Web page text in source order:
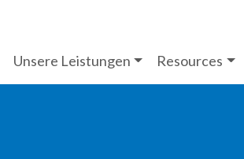
Unsere Leistungen Resources